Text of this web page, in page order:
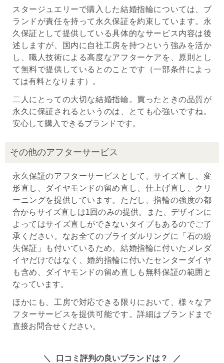
スタージュエリーで購入した結婚指輪については、ブ
ランドが責任を持って永久保証を約束しています。永
久保証として提供している具体的なサービス内容は後
述しますが、国内に自社工房を持つという強みを活か
し、職人技術による高度なアフターケアを、原則とし
て無料で提供しているとのことです（一部条件によっ
ては有料となります）。
二人にとっての大切な結婚指輪。買ったときの品質が
永久に保証されるというのは、とても心強いですね。
安心して購入できるブランドです。
その他のアフターサービス
永久保証のアフターサービスとして、サイズ直し、変
形直し、ダイヤモンドの留め直し、仕上げ直し、クリ
ーニングを提供しています。ただし、指輪の強度の都
合からサイズ直しは1回のみの提供。また、デザインに
よってはサイズ直しができないタイプもあるのでご了
承ください。なお全てのブライダルリングに「石の紛
失保証」も付いているため、結婚指輪に付いたメレダ
イヤだけではなく、婚約指輪に付いたセンターダイヤ
も含め、ダイヤモンドの留め直しも無料保証の範囲と
なっています。
ほかにも、工房で対応できる限りにおいて、様々なア
フターサービスを提供可能です。詳細はブランドまで
直接お問合せください。
口コミ評判の良いブランドは？